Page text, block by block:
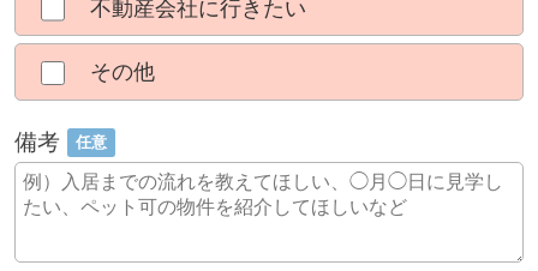
不動産会社に行きたい
その他
備考 任意